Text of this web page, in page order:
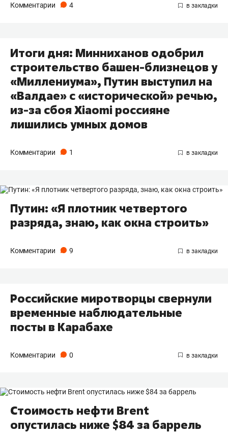
Комментарии 4
Итоги дня: Минниханов одобрил
строительство башен-близнецов у
«Миллениума», Путин выступил на
«Валдае» с «исторической» речью,
из-за сбоя Xiaomi россияне
лишились умных домов
Комментарии 1
Путин: «Я плотник четвертого
разряда, знаю, как окна строить»
Комментарии 9
Российские миротворцы свернули
временные наблюдательные
посты в Карабахе
Комментарии 0
Стоимость нефти Brent
опустилась ниже $84 за баррель